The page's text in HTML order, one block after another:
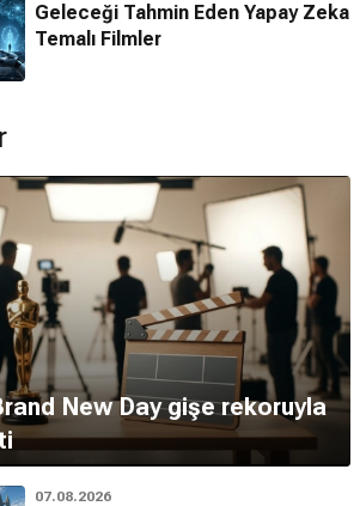
Geleceği Tahmin Eden Yapay Zeka
Temalı Filmler
New Day gişe rekoruyla
07.08.2026